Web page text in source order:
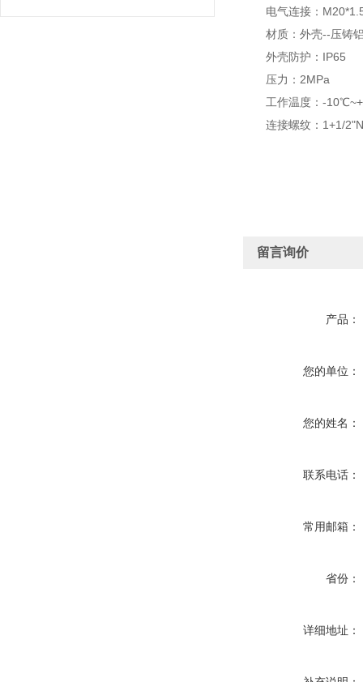
电气连接：
材质：外壳--压铸铝
外壳防护：IP65
压力：2MPa
工作温度：-
连接螺纹：1+1/
留言询价
产品：
您的单位：
您的姓名：
联系电话：
常用邮箱：
省份：
详细地址：